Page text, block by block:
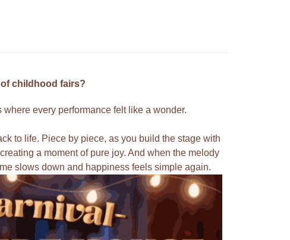
childhood fairs?
every performance felt like a wonder.
to life. Piece by piece, as you build the stage with
a moment of pure joy. And when the melody
slows down and happiness feels simple again.